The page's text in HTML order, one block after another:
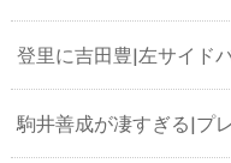
登里に吉田豊|左サイド
駒井善成が凄すぎる|プ